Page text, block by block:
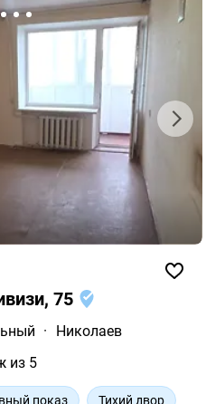
75
·
Николаев
из 5
показ Тихий двор